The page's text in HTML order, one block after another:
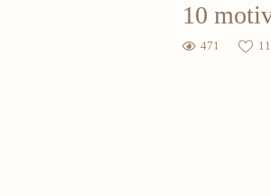
10
471 11